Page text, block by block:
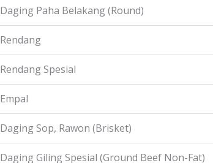
Daging Paha Belakang (Round)
Rendang
Rendang Spesial
Empal
Daging Sop, Rawon (Brisket)
Daging Giling Spesial (Ground Beef Non-Fat)